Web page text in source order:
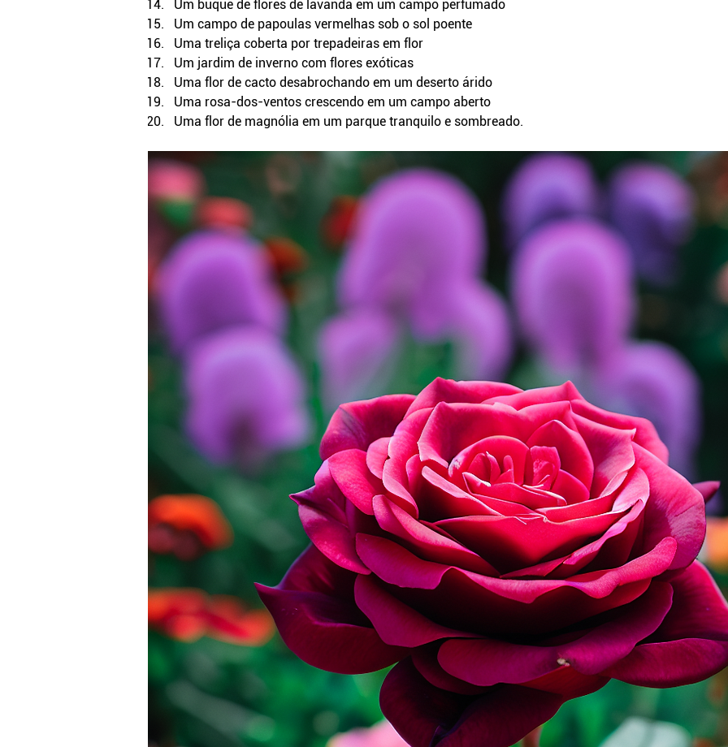
Um buquê de flores de lavanda em um campo perfumado
Um campo de papoulas vermelhas sob o sol poente
Uma treliça coberta por trepadeiras em flor
Um jardim de inverno com flores exóticas
Uma flor de cacto desabrochando em um deserto árido
Uma rosa-dos-ventos crescendo em um campo aberto
Uma flor de magnólia em um parque tranquilo e sombreado.